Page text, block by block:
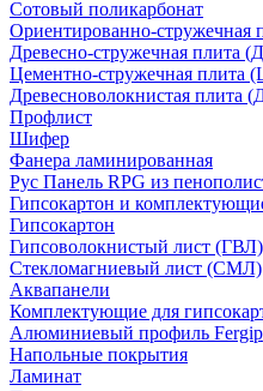
Сотовый поликарбонат
Ориентированно-
Древесно-стружечная плита
Цементно-стружечная плита
Древесноволокнистая плита
Профлист
Шифер
Фанера ламинированная
Рус Панель RPG из
Гипсокартон и
Гипсокартон
Гипсоволокнистый лист (ГВЛ)
Стекломагниевый лист (СМЛ)
Аквапанели
Комплектующие для
Алюминиевый профиль
Напольные покрытия
Ламинат